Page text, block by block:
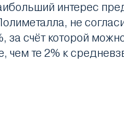
интерес
не
счёт которой
те 2% к